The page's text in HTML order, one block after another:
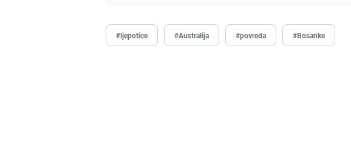
#ljepotice #Australija #povreda #Bosanke